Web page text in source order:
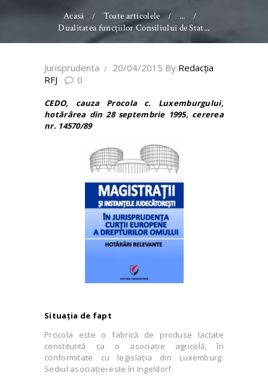
Acasă Toate articolele
...
Dualitatea funcţiilor Consiliului de Stat...
Jurisprudenta 20/04/2015 By Redacţia
RFJ
0
CEDO, cauza Procola c. Luxemburgului,
hotărârea din28 septembrie 1995, cererea
nr. 14570/89
Situația de fapt
Procola este o fabrică de produse lactate
constitutită ca o asociație agricolă, în
conformitate cu legislația din Luxemburg.
Sediul asociației este în Ingeldorf.